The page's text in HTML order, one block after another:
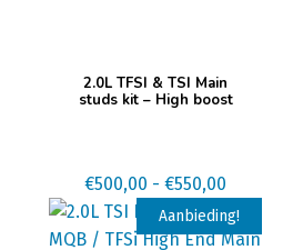
product
variaties.
Deze
optie
2.0L TFSI & TSI Main
studs kit – High boost
€500,00 - €550,00
€500,00
tot
Aanbieding!